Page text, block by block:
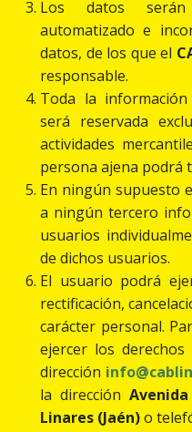
Los datos
automatizado e
datos, de los que el
responsable.
Toda la
será reservada
actividades
persona ajena podrá
En ningún supuesto
a ningún tercero
usuarios
de dichos usuarios.
El usuario podrá
rectificación,
carácter personal.
ejercer los
dirección
la dirección
Linares (Jaén)o